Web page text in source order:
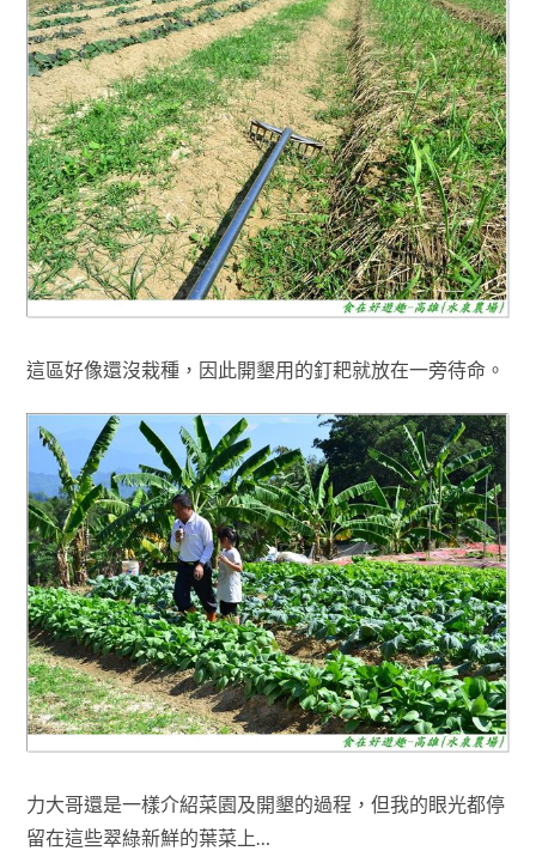
這區好像還沒栽種，因此開墾用的釘耙就放在一旁待命。
力大哥還是一樣介紹菜園及開墾的過程，但我的眼光都停
留在這些翠綠新鮮的葉菜上…